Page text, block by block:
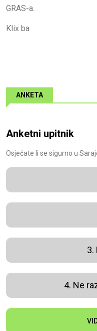
GRAS-a.
Klix ba
ANKETA
Anketni upitnik
Osjećate li se sigurno u
3.
4. Ne